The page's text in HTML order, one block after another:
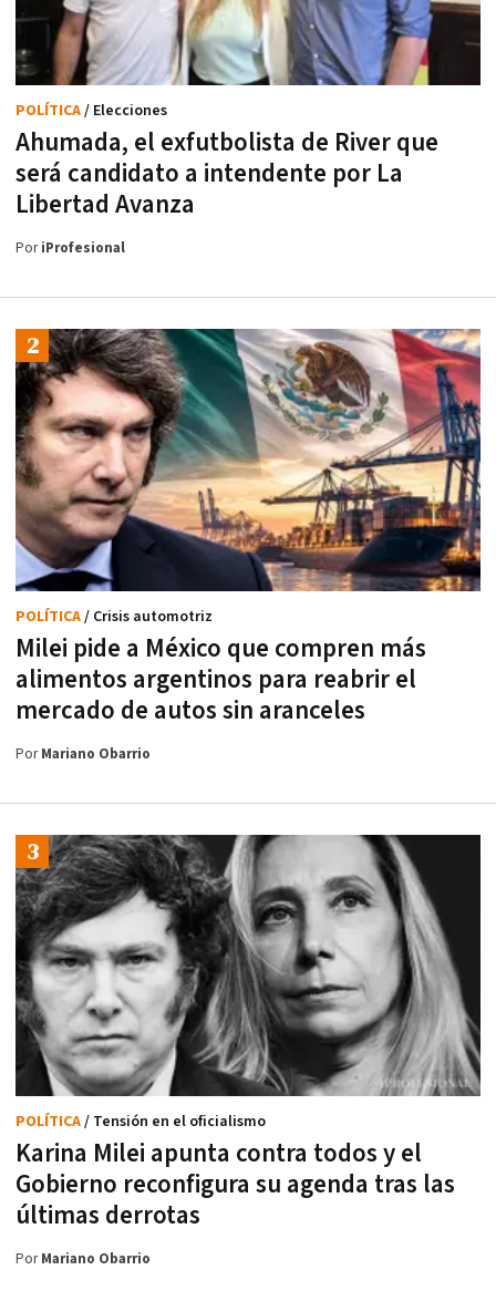
Ahumada, el exfutbolista de River que
será candidato a intendente por La
Libertad Avanza
POLÍTICA/ Elecciones
PoriProfesional
Milei pide a México que compren más
alimentos argentinos para reabrir el
mercado de autos sin aranceles
POLÍTICA/ Crisis automotriz
PorMariano Obarrio
Karina Milei apunta contra todos y el
Gobierno reconfigura su agenda tras las
últimas derrotas
POLÍTICA/ Tensión en el oficialismo
PorMariano Obarrio